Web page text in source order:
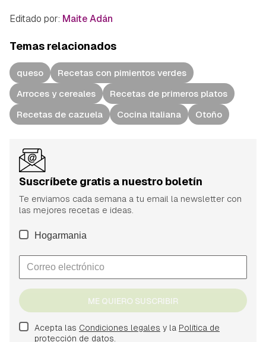
Editado por: Maite Adán
Temas relacionados
queso
Recetas con pimientos verdes
Arroces y cereales
Recetas de primeros platos
Recetas de cazuela
Cocina italiana Otoño
Suscríbete gratis a nuestro boletín
Te enviamos cada semana a tu email la newsletter con
las mejores recetas e ideas.
Hogarmania
ME QUIERO SUSCRIBIR
Acepta las Condiciones legales y la Política de
protección de datos.